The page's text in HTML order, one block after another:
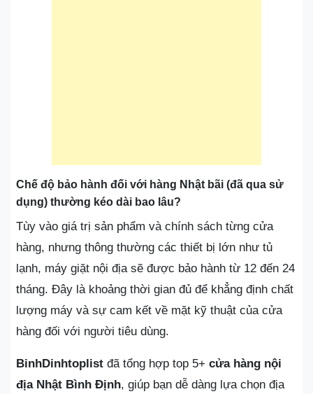
Chế độ bảo hành đối với hàng Nhật bãi (đã qua sử
dụng) thường kéo dài bao lâu?
Tùy vào giá trị sản phẩm và chính sách từng cửa
hàng, nhưng thông thường các thiết bị lớn như tủ
lạnh, máy giặt nội địa sẽ được bảo hành từ 12 đến 24
tháng. Đây là khoảng thời gian đủ để khẳng định chất
lượng máy và sự cam kết về mặt kỹ thuật của cửa
hàng đối với người tiêu dùng.
BinhDinhtoplist đã tổng hợp top 5+ cửa hàng nội
địa Nhật Bình Định, giúp bạn dễ dàng lựa chọn địa